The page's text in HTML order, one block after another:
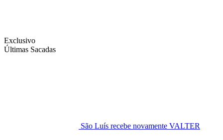
Exclusivo
Últimas Sacadas
São Luís recebe novamente VALTER